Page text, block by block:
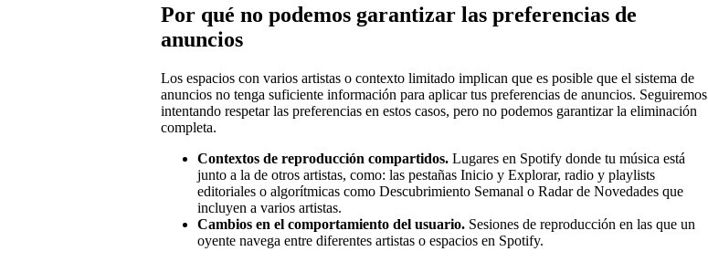
Por qué no podemos garantizar las preferencias de
anuncios
Los espacios con varios artistas o contexto limitado implican que es posible que el sistema de
anuncios no tenga suficiente información para aplicar tus preferencias de anuncios. Seguiremos
intentando respetar las preferencias en estos casos, pero no podemos garantizar la eliminación
completa.
Contextos de reproducción compartidos. Lugares en Spotify donde tu música está
junto a la de otros artistas, como: las pestañas Inicio y Explorar, radio y playlists
editoriales o algorítmicas como Descubrimiento Semanal o Radar de Novedades que
incluyen a varios artistas.
Cambios en el comportamiento del usuario. Sesiones de reproducción en las que un
oyente navega entre diferentes artistas o espacios en Spotify.